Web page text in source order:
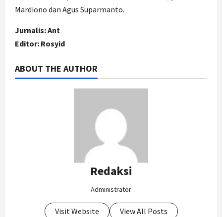
Mardiono dan Agus Suparmanto.
Jurnalis: Ant
Editor: Rosyid
ABOUT THE AUTHOR
Redaksi
Administrator
Visit Website View All Posts